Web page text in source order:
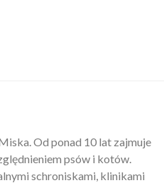
Od ponad 10 lat zajmuje
psów i kotów.
schroniskami, klinikami